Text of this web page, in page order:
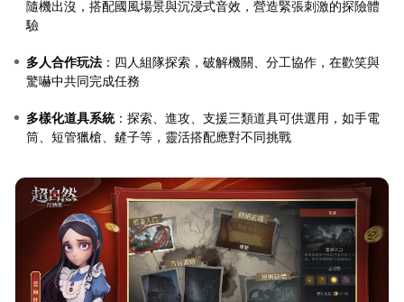
隨機出沒，搭配國風場景與沉浸式音效，營造緊張刺激的探險體
驗
多人合作玩法：四人組隊探索，破解機關、分工協作，在歡笑與
驚嚇中共同完成任務
多樣化道具系統：探索、進攻、支援三類道具可供選用，如手電
筒、短管獵槍、鏟子等，靈活搭配應對不同挑戰